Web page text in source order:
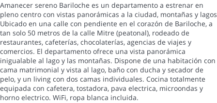
Amanecer sereno Bariloche es un departamento a estrenar en
pleno centro con vistas panorámicas a la ciudad, montañas y lagos
Ubicado en una calle con pendiente en el corazón de Bariloche, a
tan solo 50 metros de la calle Mitre (peatonal), rodeado de
restaurantes, cafeterías, chocolaterías, agencias de viajes y
comercios. El departamento ofrece una vista panorámica
inigualable al lago y las montañas. Dispone de una habitación con
cama matrimonial y vista al lago, baño con ducha y secador de
pelo, y un living con dos camas individuales. Cocina totalmente
equipada con cafetera, tostadora, pava electrica, microondas y
horno electrico. WiFi, ropa blanca incluida.